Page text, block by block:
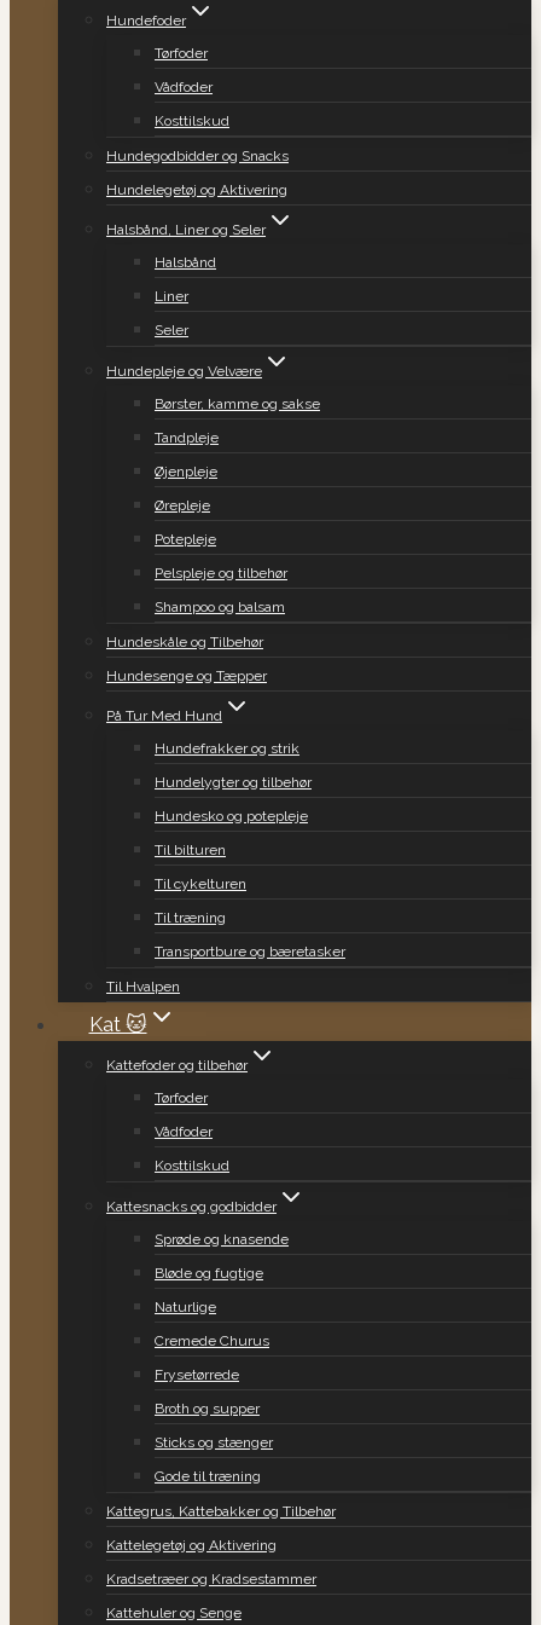
Hundefoder
Tørfoder
Vådfoder
Kosttilskud
Hundegodbidder og Snacks
Hundelegetøj og Aktivering
Halsbånd, Liner og Seler
Halsbånd
Liner
Seler
Hundepleje og Velvære
Børster, kamme og sakse
Tandpleje
Øjenpleje
Ørepleje
Potepleje
Pelspleje og tilbehør
Shampoo og balsam
Hundeskåle og Tilbehør
Hundesenge og Tæpper
På Tur Med Hund
Hundefrakker og strik
Hundelygter og tilbehør
Hundesko og potepleje
Til bilturen
Til cykelturen
Til træning
Transportbure og bæretasker
Til Hvalpen
Kat 🐱
Kattefoder og tilbehør
Tørfoder
Vådfoder
Kosttilskud
Kattesnacks og godbidder
Sprøde og knasende
Bløde og fugtige
Naturlige
Cremede Churus
Frysetørrede
Broth og supper
Sticks og stænger
Gode til træning
Kattegrus, Kattebakker og Tilbehør
Kattelegetøj og Aktivering
Kradsetræer og Kradsestammer
Kattehuler og Senge